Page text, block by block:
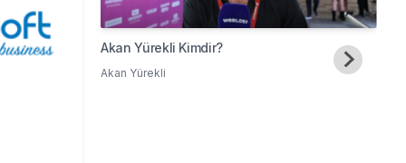
Akan Yürekli Kimdir?
Akan Yürekli